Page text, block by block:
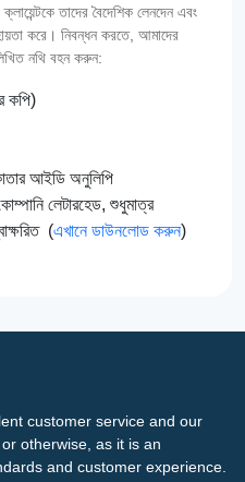
তাদের বৈদেশিক লেনদেন এবং
করে। নিবন্ধন করতে, আমাদের
নথি বহন করুন:
কপি)
আইডি অনুলিপি
লেটারহেড, শুধুমাত্র
(এখানে ডাউনলোড করুন)
customer service and our
otherwise, as it is an
and customer experience.